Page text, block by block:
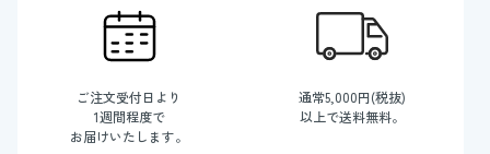
ご注文受付日より
1週間程度で
お届けいたします。
通常5,000円(税抜)
以上で送料無料。